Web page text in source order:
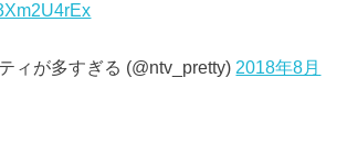
ィが多すぎる (@ntv_pretty)2018年8月